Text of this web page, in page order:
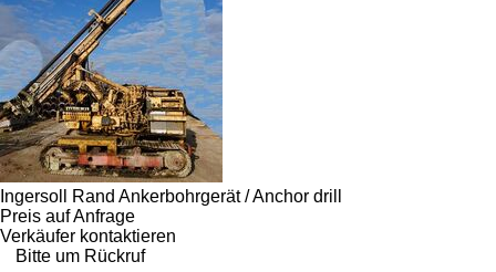
Ingersoll Rand Ankerbohrgerät / Anchor drill
Preis auf Anfrage
Verkäufer kontaktieren
Bitte um Rückruf